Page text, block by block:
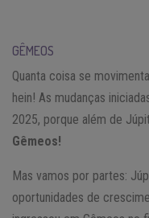
GÊMEOS
Quanta coisa se
hein! As mudanças
2025, porque além de
Gêmeos!
Mas vamos por partes:
oportunidades de